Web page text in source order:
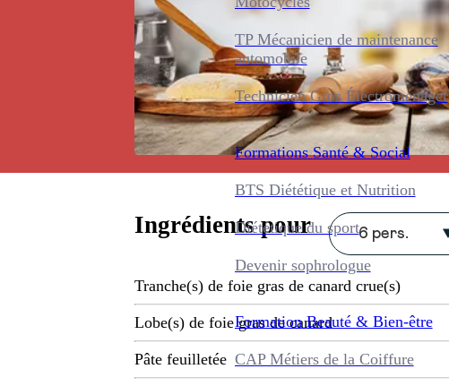
TP Mécanicien de maintenance
automobile
Technicien Gros Électroménager
Formations Santé & Social
BTS Diététique et Nutrition
Diététique du sport
Devenir sophrologue
Formation Beauté & Bien-être
CAP Métiers de la Coiffure
Ingrédients pour 6 pers.
Tranche(s) de foie gras de canard crue(s)
Lobe(s) de foie gras de canard
Pâte feuilletée